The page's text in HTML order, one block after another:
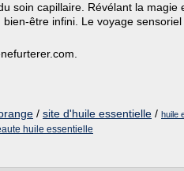
soin capillaire. Révélant la magie
être infini. Le voyage sensoriel
/ site d'huile essentielle / huile
huile essentielle